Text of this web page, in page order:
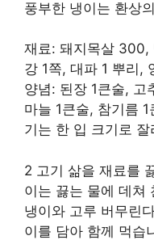
풍부한 냉이는 환상
재료: 돼지목살 300,
강 1쪽, 대파 1 뿌리,
양념: 된장 1큰술, 고
마늘 1큰술, 참기름
기는 한 입 크기로 잘
2 고기 삶을 재료를
이는 끓는 물에 데쳐
냉이와 고루 버무린
이를 담아 함께 먹습